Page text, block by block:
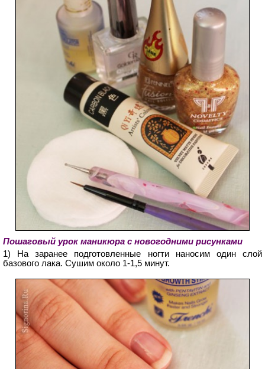
Пошаговый урок маникюра с новогодними рисунками
1) На заранее подготовленные ногти наносим один слой
базового лака. Сушим около 1-1,5 минут.